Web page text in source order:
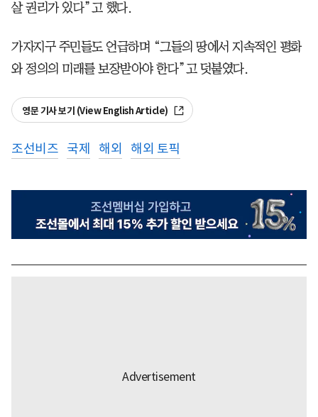
살 권리가 있다”고 했다.
가자지구 주민들도 언급하며 “그들의 땅에서 지속적인 평화
와 정의의 미래를 보장받아야 한다”고 덧붙였다.
영문 기사 보기 (View English Article)
조선비즈 국제 해외 해외 토픽